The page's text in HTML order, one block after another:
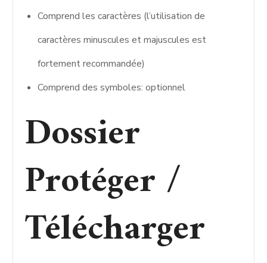
Comprend les caractères (l’utilisation de
caractères minuscules et majuscules est
fortement recommandée)
Comprend des symboles: optionnel
Dossier
Protéger /
Télécharger